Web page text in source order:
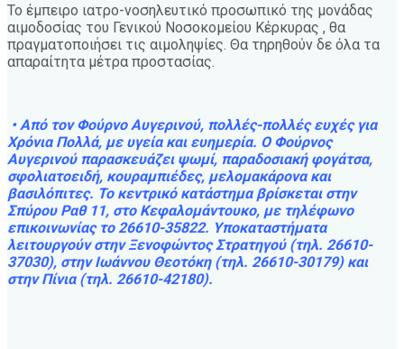
Το έμπειρο ιατρο-νοσηλευτικό προσωπικό της μονάδας
αιμοδοσίας του Γενικού Νοσοκομείου Κέρκυρας , θα
πραγματοποιήσει τις αιμοληψίες. Θα τηρηθούν δε όλα τα
απαραίτητα μέτρα προστασίας.
• Από τον Φούρνο Αυγερινού, πολλές-πολλές ευχές για
Χρόνια Πολλά, με υγεία και ευημερία. Ο Φούρνος
Αυγερινού παρασκευάζει ψωμί, παραδοσιακή φογάτσα,
σφολιατοειδή, κουραμπιέδες, μελομακάρονα και
βασιλόπιτες. Το κεντρικό κατάστημα βρίσκεται στην
Σπύρου Ραθ 11, στο Κεφαλομάντουκο, με τηλέφωνο
επικοινωνίας το 26610-35822. Υποκαταστήματα
λειτουργούν στην Ξενοφώντος Στρατηγού (τηλ. 26610-
37030), στην Ιωάννου Θεοτόκη (τηλ. 26610-30179) και
στην Πίνια (τηλ. 26610-42180).